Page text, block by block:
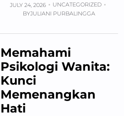
JULY 24, 2026
UNCATEGORIZED
BYJULIANI PURBALINGGA
Memahami
Psikologi Wanita:
Kunci
Memenangkan
Hati